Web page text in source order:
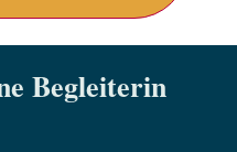
Begleiterin